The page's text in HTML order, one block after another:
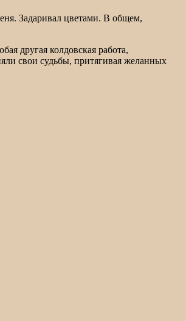
Задаривал цветами. В общем,
другая колдовская работа,
свои судьбы, притягивая желанных